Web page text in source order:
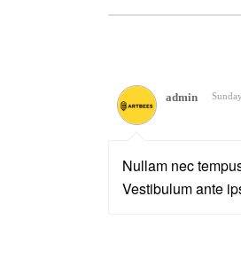
admin
Nullam nec
Vestibulum ante